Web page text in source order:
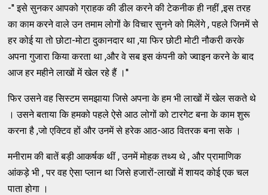
-'' इसे सुनकर आपको ग्राहक की डील करने की टेकनीक ही नहीं ,इस तरह
का काम करने वाले उन तमाम लोगों के विचार सुनने को मिलेंगे , पहले जिनमें से
हर कोई या तो छोटा-मोटा दुकानदार था ,या फिर छोटी मोटी नौकरी करके
अपना गुजारा किया करता था ,और वे सब इस कंपनी को ज्वाइन करने के बाद
आज हर महीने लाखों में खेल रहे हैं ।''
फिर उसने वह सिस्टम समझाया जिसे अपना के हम भी लाखों में खेल सकते थे
। उसने बताया कि हमको पहले ऐसे आठ लोगों को टारगेट बना के काम शुरू
करना है ,जो एक्टिव हों और उनमें से हरेक आठ-आठ वितरक बना सके ।
मनीराम की बातें बड़ी आकर्षक थीं , उनमें मोहक तथ्य थे , और प्रामाणिक
आंकड़े भी , पर वह ऐसा प्लान था जिसे हजारों-लाखों में शायद कोई एक चल
पाता होगा ।